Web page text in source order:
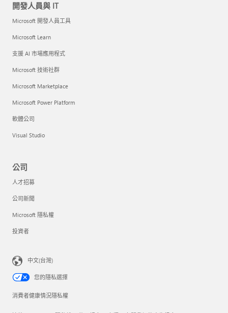
開發人員與 IT
Microsoft 開發人員工具
Microsoft Learn
支援 AI 市場應用程式
Microsoft 技術社群
Microsoft Marketplace
Microsoft Power Platform
軟體公司
Visual Studio
公司
人才招募
公司新聞
Microsoft 隱私權
投資者
中文(台灣)
您的隱私選擇
消費者健康情況隱私權